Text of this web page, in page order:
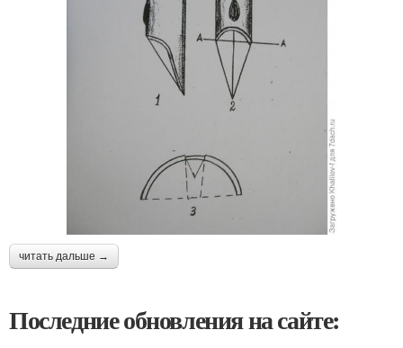
читать дальше →
Последние обновления на сайте: